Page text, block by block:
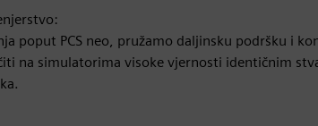
poput PCS neo, pružamo daljinsku podršku i
na simulatorima visoke vjernosti identičnim